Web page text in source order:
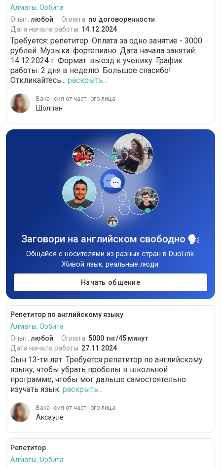
Алматы, Орбита
Опыт: любой Оплата: по договоренности
Дата начала работы: 14.12.2024
Требуется: репетитор. Оплата за одно занятие - 3000
рублей. Музыка: фортепиано. Дата начала занятий:
14.12.2024 г. Формат: выезд к ученику. График
работы: 2 дня в неделю. Большое спасибо!
Откликайтесь... раскрыть...
Вакансия от частного лица
Шолпан
Заговори на английском свободно
Общайся с носителями из разных стран в DuoLink.
Живой язык, реальные люди.
Начать общение
Репетитор по английскому языку
Алматы, Орбита
Опыт: любой Оплата: 5000 тнг/45 минут
Дата начала работы: 27.11.2024
Сын 13-ти лет. Требуется репетитор по английскому
языку, чтобы убрать пробелы в школьной
программе, чтобы мог дальше самостоятельно
изучать язык. раскрыть...
Вакансия от частного лица
Аксауле
Репетитор
Алматы, Орбита